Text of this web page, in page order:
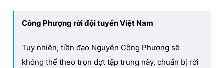
Công Phượng rời đội tuyển Việt Nam
Tuy nhiên, tiền đạo Nguyễn Công Phượng sẽ
không thể theo trọn đợt tập trung này, chuẩn bị rời